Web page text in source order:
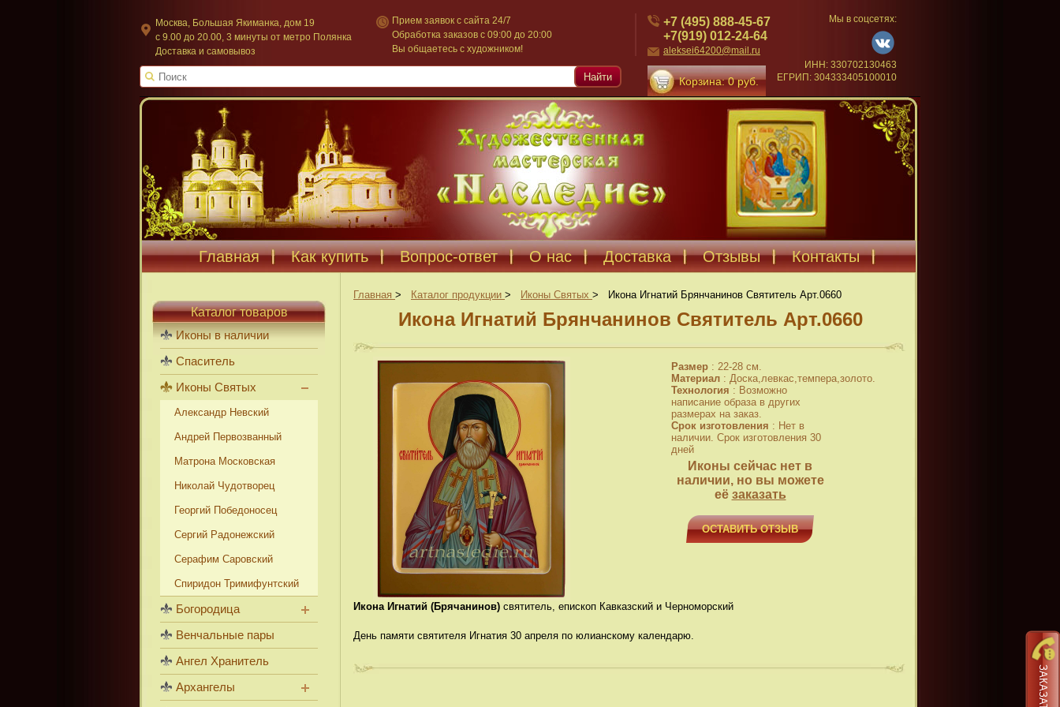
Москва, Большая Якиманка, дом 19
c 9.00 до 20.00, 3 минуты от метро Полянка
Доставка и самовывоз
Прием заявок с сайта 24/7
Обработка заказов с 09:00 до 20:00
Вы общаетесь с художником!
+7 (495) 888-45-67
+7(919) 012-24-64
aleksei64200@mail.ru
Корзина: 0 руб.
Мы в соцсетях:
ИНН: 330702130463
ЕГРИП: 304333405100010
Найти
Главная Как купить Вопрос-ответ О нас Доставка Отзывы Контакты
Главная > Каталог продукции > Иконы Святых > Икона Игнатий Брянчанинов Святитель Арт.0660
Икона Игнатий Брянчанинов Святитель Арт.0660
Размер : 22-28 см.
Материал : Доска,левкас,темпера,золото.
Технология : Возможно
написание образа в других
размерах на заказ.
Срок изготовления : Нет в
наличии. Срок изготовления 30
дней
Иконы сейчас нет в
наличии, но вы можете
её заказать
ОСТАВИТЬ ОТЗЫВ
Икона Игнатий (Брячанинов) святитель, епископ Кавказский и Черноморский
День памяти святителя Игнатия 30 апреля по юлианскому календарю.
Каталог товаров
Иконы в наличии
Спаситель
Иконы Святых
Александр Невский
Андрей Первозванный
Матрона Московская
Николай Чудотворец
Георгий Победоносец
Сергий Радонежский
Серафим Саровский
Спиридон Тримифунтский
Богородица
Венчальные пары
Ангел Хранитель
Архангелы